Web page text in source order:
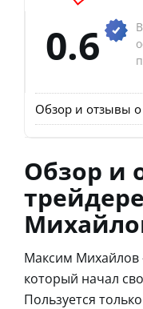
0.6
Обзор и отзывы
Обзор и
Максим Михайлов
который начал
Пользуется